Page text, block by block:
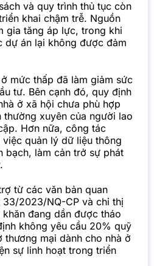
và quy trình thủ tục còn
khai chậm trễ. Nguồn
gia tăng áp lực, trong khi
dự án lại không được đảm
mức thấp đã làm giảm sức
tư. Bên cạnh đó, quy định
ở xã hội chưa phù hợp
xuyên của người lao
Hơn nữa, công tác
quản lý dữ liệu thông
bạch, làm cản trở sự phát
từ các văn bản quan
2023/NQ-CP và chỉ thị
đang dần được tháo
không yêu cầu 20% quỹ
mại dành cho nhà ở
sự linh hoạt trong triển